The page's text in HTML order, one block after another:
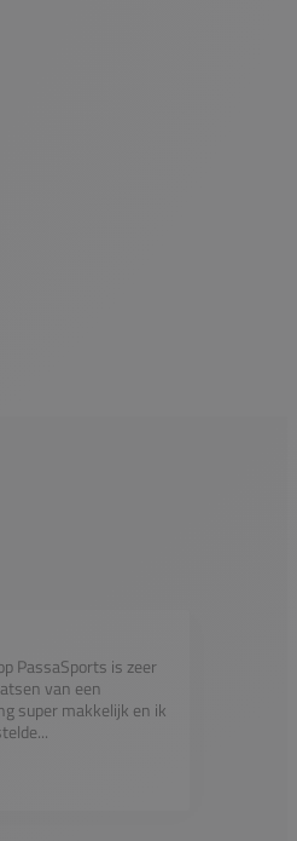
PassaSports is zeer
van een
super makkelijk en ik